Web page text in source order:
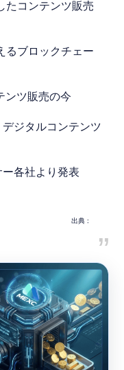
たコンテンツ販売
るブロックチェー
ンツ販売の今
ジタルコンテンツ
各社より発表
出典 :